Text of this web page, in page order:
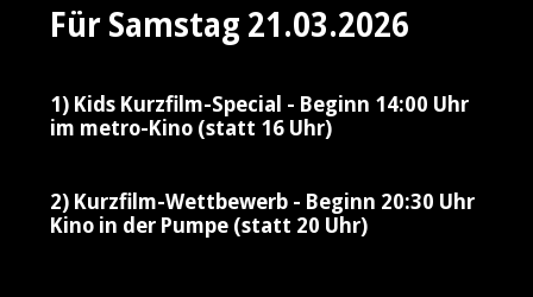
Für Samstag 21.03.2026
1) Kids Kurzfilm-Special - Beginn 14:00 Uhr
im metro-Kino (statt 16 Uhr)
2) Kurzfilm-Wettbewerb - Beginn 20:30 Uhr
Kino in der Pumpe (statt 20 Uhr)